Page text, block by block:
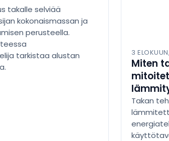
takalle selviää
kokonaismassan ja
perusteella.
tarkistaa alustan
3
Miten
Takan